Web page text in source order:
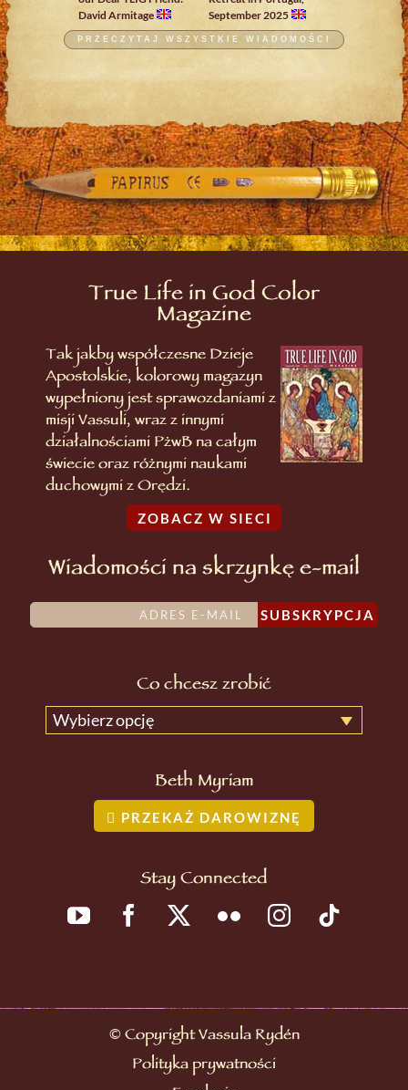
David Armitage
September 2025
PRZECZYTAJ WSZYSTKIE WIADOMOŚCI
True Life in God Color
Magazine
Tak jakby współczesne Dzieje
Apostolskie, kolorowy magazyn
wypełniony jest sprawozdaniami z
misji Vassuli, wraz z innymi
działalnościami PżwB na całym
świecie oraz różnymi naukami
duchowymi z Orędzi.
ZOBACZ W SIECI
Wiadomości na skrzynkę e-mail
SUBSKRYPCJA
Co chcesz zrobić
Wybierz opcję
Beth Myriam
PRZEKAŻ DAROWIZNĘ
Stay Connected
©Copyright Vassula Rydén
Polityka prywatności